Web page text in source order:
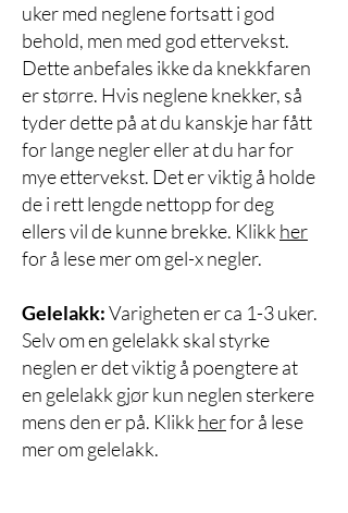
uker med neglene fortsatt i god
behold, men med god ettervekst.
Dette anbefales ikke da knekkfaren
er større. Hvis neglene knekker, så
tyder dette på at du kanskje har fått
for lange negler eller at du har for
mye ettervekst. Det er viktig å holde
de i rett lengde nettopp for deg
ellers vil de kunne brekke. Klikk her
for å lese mer om gel-x negler.
Gelelakk:Varigheten er ca 1-3 uker.
Selv om en gelelakk skal styrke
neglen er det viktig å poengtere at
en gelelakk gjør kun neglen sterkere
mens den er på. Klikk herfor å lese
mer om gelelakk.